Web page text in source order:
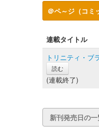
＠ペ～ジ（コミ
連載タイトル
トリニティ・ブ
読む
(連載終了)
新刊発売日の